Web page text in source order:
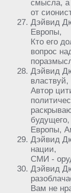
смысла, а
от
Дэйвид
Европы,
Кто его
вопрос
Дэйвид
властвуй,
Автор
Европы,
Дэйвид
нации,
СМИ -
Дэйвид
Вам не